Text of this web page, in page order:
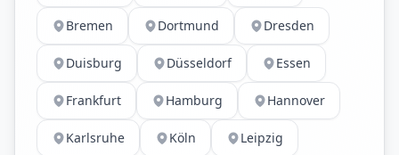
Bremen Dortmund Dresden
Duisburg Düsseldorf Essen
Frankfurt Hamburg Hannover
Karlsruhe Köln Leipzig